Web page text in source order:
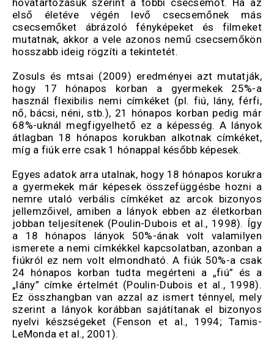
hovatartozásuk szerint a többi csecsemőt. Ha az
első életéve végén levő csecsemőnek más
csecsemőket ábrázoló fényképeket és filmeket
mutatnak, akkor a vele azonos nemű csecsemőkön
hosszabb ideig rögzíti a tekintetét.
Zosuls és mtsai (2009) eredményei azt mutatják,
hogy 17 hónapos korban a gyermekek 25%-a
használ flexibilis nemi címkéket (pl. fiú, lány, férfi,
nő, bácsi, néni, stb.), 21 hónapos korban pedig már
68%-uknál megfigyelhető ez a képesség. A lányok
átlagban 18 hónapos korukban alkotnak címkéket,
míg a fiúk erre csak 1 hónappal később képesek.
Egyes adatok arra utalnak, hogy 18 hónapos korukra
a gyermekek már képesek összefüggésbe hozni a
nemre utaló verbális címkéket az arcok bizonyos
jellemzőivel, amiben a lányok ebben az életkorban
jobban teljesítenek (Poulin-Dubois et al., 1998). Így
a 18 hónapos lányok 50%-ának volt valamilyen
ismerete a nemi címkékkel kapcsolatban, azonban a
fiúkról ez nem volt elmondható. A fiúk 50%-a csak
24 hónapos korban tudta megérteni a „fiú” és a
„lány” címke értelmét (Poulin-Dubois et al., 1998).
Ez összhangban van azzal az ismert ténnyel, mely
szerint a lányok korábban sajátítanak el bizonyos
nyelvi készségeket (Fenson et al., 1994; Tamis-
LeMonda et al., 2001).